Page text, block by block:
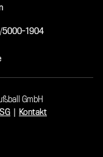
5000-1904
GmbH
Kontakt